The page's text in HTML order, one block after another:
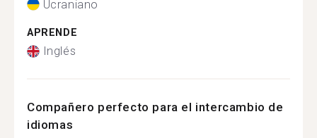
Ucraniano
APRENDE
Inglés
Compañero perfecto para el intercambio de
idiomas